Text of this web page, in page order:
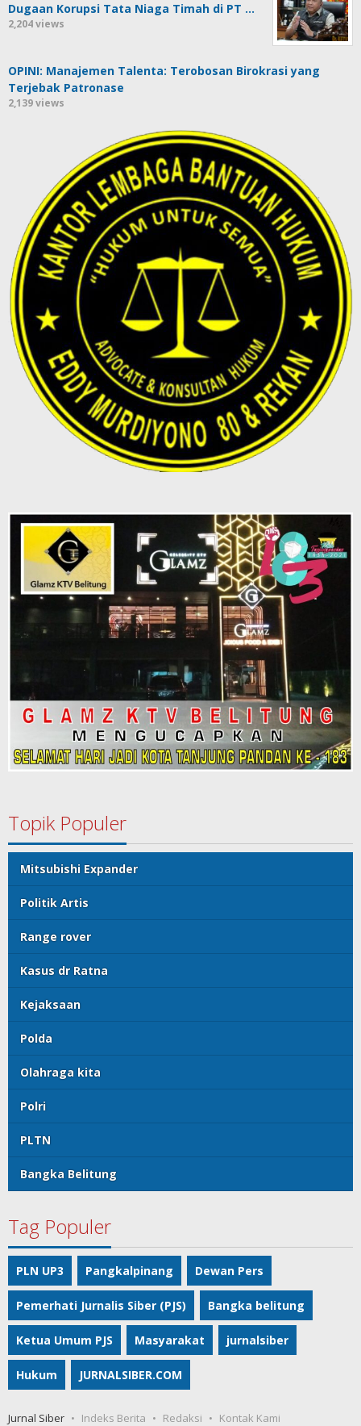
Dugaan Korupsi Tata Niaga Timah di PT …
2,204 views
OPINI: Manajemen Talenta: Terobosan Birokrasi yang
Terjebak Patronase
2,139 views
Topik Populer
Mitsubishi Expander
Politik Artis
Range rover
Kasus dr Ratna
Kejaksaan
Polda
Olahraga kita
Polri
PLTN
Bangka Belitung
Tag Populer
PLN UP3 Pangkalpinang Dewan Pers
Pemerhati Jurnalis Siber (PJS) Bangka belitung
Ketua Umum PJS Masyarakat jurnalsiber
Hukum JURNALSIBER.COM
Jurnal Siber Indeks Berita Redaksi Kontak Kami